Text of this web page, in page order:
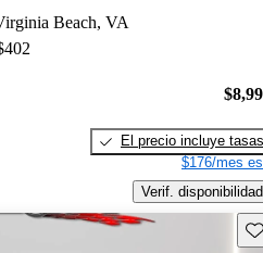
Beach, VA
El precio incluye tasas
$176/mes
Verif. disponibilidad